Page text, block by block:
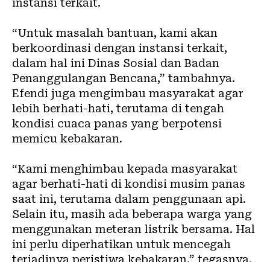
instansi terkait.
‎“Untuk masalah bantuan, kami akan
berkoordinasi dengan instansi terkait,
dalam hal ini Dinas Sosial dan Badan
Penanggulangan Bencana,” tambahnya.
‎Efendi juga mengimbau masyarakat agar
lebih berhati-hati, terutama di tengah
kondisi cuaca panas yang berpotensi
memicu kebakaran.
‎“Kami menghimbau kepada masyarakat
agar berhati-hati di kondisi musim panas
saat ini, terutama dalam penggunaan api.
Selain itu, masih ada beberapa warga yang
menggunakan meteran listrik bersama. Hal
ini perlu diperhatikan untuk mencegah
terjadinya peristiwa kebakaran,” tegasnya.